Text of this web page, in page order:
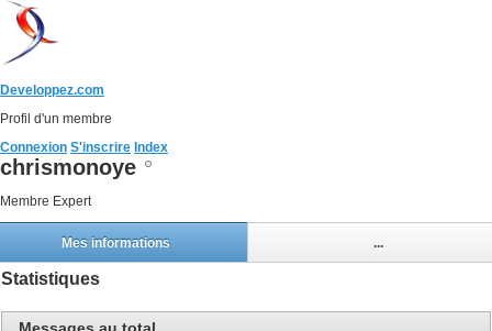
Developpez.com
Profil d'un membre
Connexion S'inscrire Index
chrismonoye
Membre Expert
Mes informations ...
Statistiques